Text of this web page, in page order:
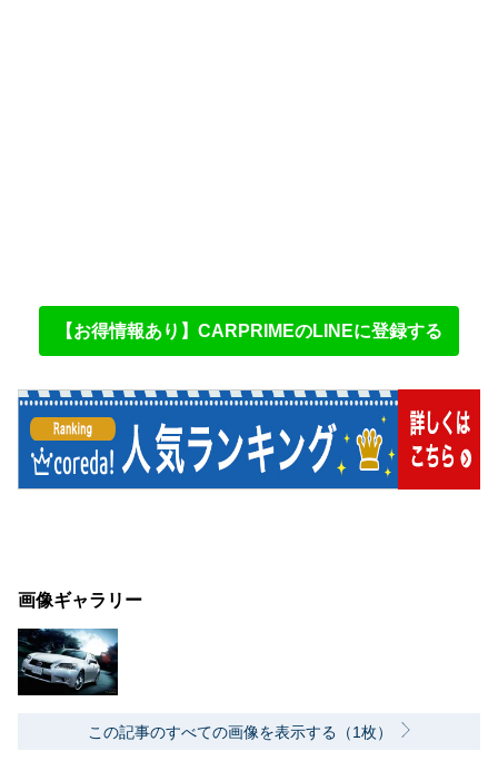
【お得情報あり】CARPRIMEのLINEに登録する
画像ギャラリー
この記事のすべての画像を表示する（1枚）